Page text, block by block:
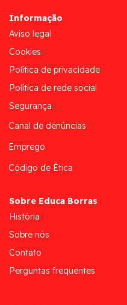
Informação
Aviso legal
Cookies
Política de privacidade
Política de rede social
Segurança
Canal de denúncias
Emprego
Código de Ética
Sobre Educa Borras
História
Sobre nós
Contato
Perguntas frequentes